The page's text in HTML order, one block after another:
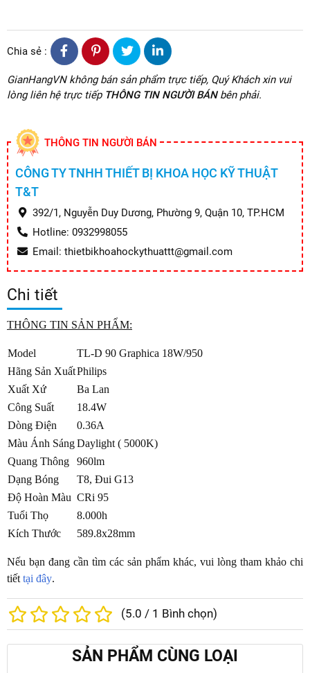
Chia sẻ :
GianHangVN không bán sản phẩm trực tiếp, Quý Khách xin vui
lòng liên hệ trực tiếp THÔNG TIN NGƯỜI BÁNbên phải.
THÔNG TIN NGƯỜI BÁN
CÔNG TY TNHH THIẾT BỊ KHOA HỌC KỸ THUẬT
T&T
392/1, Nguyễn Duy Dương, Phường 9, Quận 10, TP.HCM
Hotline: 0932998055
Email: thietbikhoahockythuattt@gmail.com
Chi tiết
THÔNG TIN SẢN PHẨM:
Model
TL-D 90 Graphica 18W/950
Hãng Sản XuấtPhilips
Xuất Xứ
Ba Lan
Công Suất
18.4W
Dòng Điện
0.36A
Màu Ánh SángDaylight ( 5000K)
Quang Thông
960lm
Dạng Bóng
T8, Đui G13
Độ Hoàn Màu CRi 95
Tuổi Thọ
8.000h
Kích Thước
589.8x28mm
Nếu bạn đang cần tìm các sản phẩm khác, vui lòng tham khảo chi
tiết tại đây.
(5.0 / 1 Bình chọn)
SẢN PHẨM CÙNG LOẠI